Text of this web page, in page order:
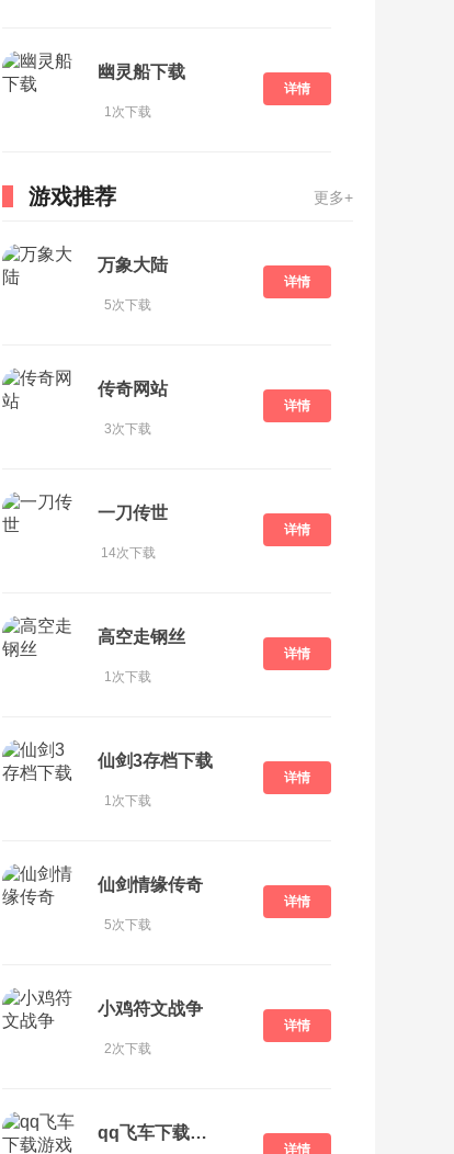
幽灵船下载
1次下载
详情
游戏推荐 更多+
万象大陆
5次下载
详情
传奇网站
3次下载
详情
一刀传世
14次下载
详情
高空走钢丝
1次下载
详情
仙剑3存档下载
1次下载
详情
仙剑情缘传奇
5次下载
详情
小鸡符文战争
2次下载
详情
qq飞车下载游戏
详情